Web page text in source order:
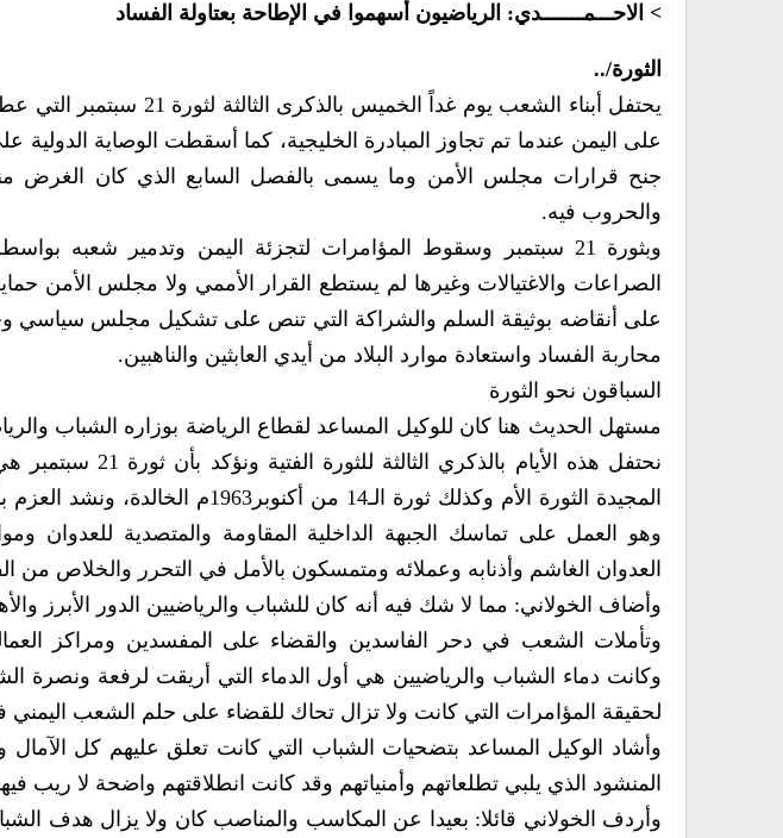
> الاحـــمـــــــدي: الرياضيون أسهموا في الإطاحة بعتاولة الفساد
الثورة/..
يحتفل أبناء الشعب يوم غداً
على اليمن عندما تم تجاوز المبادرة الخليجية، كما أسقطت الوصاية
جنح قرارات مجلس الأمن وما يسمى بالفصل السابع الذي كان الغرض
والحروب فيه.
وبثورة 21 سبتمبر وسقوط المؤامرات لتجزئة اليمن وتدمير شعبه
الصراعات والاغتيالات وغيرها لم يستطع القرار الأممي ولا مجلس
على أنقاضه بوثيقة السلم والشراكة التي تنص على تشكيل مجلس سياسي
محاربة الفساد واستعادة موارد البلاد من أيدي العابثين والناهبين.
السباقون نحو الثورة
مستهل الحديث هنا كان للوكيل المساعد لقطاع الرياضة بوزاره الشباب
المجيدة الثورة الأم وكذلك ثورة الـ14 من
وهو العمل على تماسك الجبهة الداخلية المقاومة والمتصدية للعدوان
العدوان الغاشم وأذنابه وعملائه ومتمسكون بالأمل في التحرر والخلاص من
وأضاف الخولاني: مما لا شك فيه أنه كان للشباب والرياضيين الدور الأبرز
وتأملات الشعب في دحر الفاسدين والقضاء على المفسدين ومراكز
وكانت دماء الشباب والرياضيين هي أول الدماء التي أريقت لرفعة ونصرة
لحقيقة المؤامرات التي كانت ولا تزال تحاك للقضاء على حلم الشعب اليمني
وأشاد الوكيل المساعد بتضحيات الشباب التي كانت تعلق عليهم كل الآمال
المنشود الذي يلبي تطلعاتهم وأمنياتهم وقد كانت انطلاقتهم واضحة لا ريب
وأردف الخولاني قائلا: بعيدا عن المكاسب والمناصب كان ولا يزال هدف